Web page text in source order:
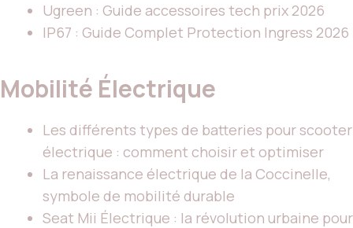
Ugreen : Guide accessoires tech prix 2026
IP67 : Guide Complet Protection Ingress 2026
Mobilité Électrique
Les différents types de batteries pour scooter
électrique : comment choisir et optimiser
La renaissance électrique de la Coccinelle,
symbole de mobilité durable
Seat Mii Électrique : la révolution urbaine pour